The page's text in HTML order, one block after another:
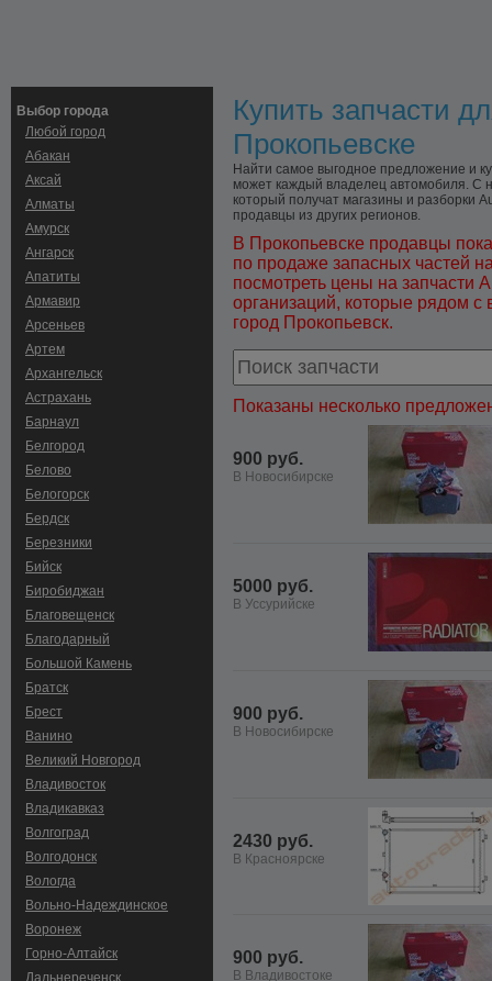
Выбор города
Любой город
Абакан
Аксай
Алматы
Амурск
Ангарск
Апатиты
Армавир
Арсеньев
Артем
Архангельск
Астрахань
Барнаул
Белгород
Белово
Белогорск
Бердск
Березники
Бийск
Биробиджан
Благовещенск
Благодарный
Большой Камень
Братск
Брест
Ванино
Великий Новгород
Владивосток
Владикавказ
Волгоград
Волгодонск
Вологда
Вольно-Hадеждинское
Воронеж
Горно-Алтайск
Дальнереченск
Купить запчасти
Прокопьевске
Найти самое выгодное предложение и
может каждый владелец автомобиля. С
который получат магазины и разборки
продавцы из других регионов.
В Прокопьевске продавцы
по продаже запасных частей
посмотреть цены на запчасти
организаций, которые рядом с
город Прокопьевск.
Показаны несколько
900 руб.
В Новосибирске
5000 руб.
В Уссурийске
900 руб.
В Новосибирске
2430 руб.
В Красноярске
900 руб.
В Владивостоке